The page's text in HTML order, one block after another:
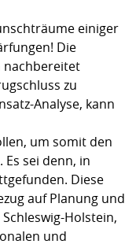
einiger
Die
nachbereitet
zu
Analyse, kann
um somit den
sei denn, in
Diese
auf Planung und
Holstein,
und